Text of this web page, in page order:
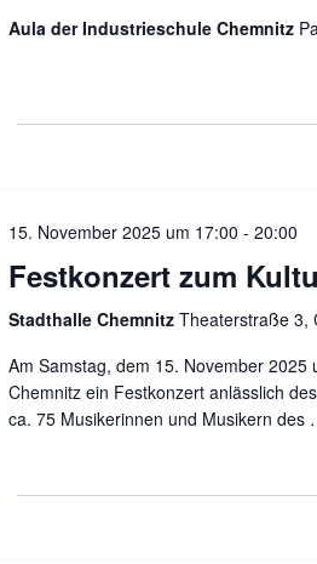
Aula der Industrieschule Chemnitz
15. November 2025 um 17:00 -20:00
Festkonzert zum
Stadthalle ChemnitzTheaterstraße 3,
Am Samstag, dem 15. November
Chemnitz ein Festkonzert anlässlich
ca. 75 Musikerinnen und Musikern